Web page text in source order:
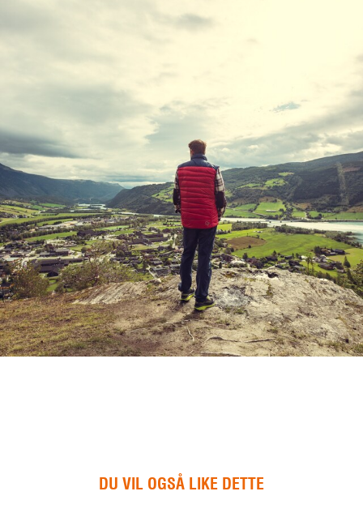
DU VIL OGSÅ LIKE DETTE